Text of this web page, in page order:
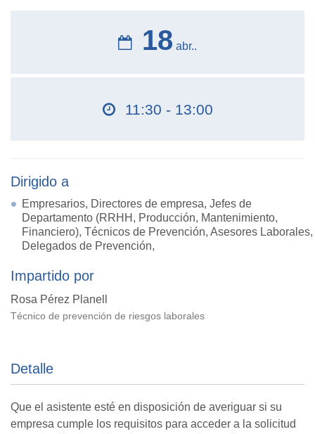
18 abr..
11:30 - 13:00
Dirigido a
Empresarios, Directores de empresa, Jefes de
Departamento (RRHH, Producción, Mantenimiento,
Financiero), Técnicos de Prevención, Asesores Laborales,
Delegados de Prevención,
Impartido por
Rosa Pérez Planell
Técnico de prevención de riesgos laborales
Detalle
Que el asistente esté en disposición de averiguar si su
empresa cumple los requisitos para acceder a la solicitud